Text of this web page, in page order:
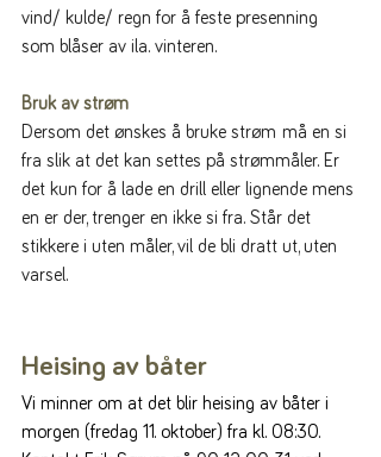
vind/ kulde/ regn for å feste presenning
som blåser av ila. vinteren.
Bruk av strøm
Dersom det ønskes å bruke strøm må en si
fra slik at det kan settes på strømmåler. Er
det kun for å lade en drill eller lignende mens
en er der, trenger en ikke si fra. Står det
stikkere i uten måler, vil de bli dratt ut, uten
varsel.
Heising av båter
Vi minner om at det blir heising av båter i
morgen (fredag 11. oktober) fra kl. 08:30.